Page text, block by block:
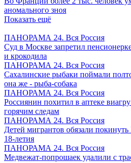
аномального зноя
Показать ещё
ПАНОРАМА 24. Вся Россия
Суд в Москве запретил
и крокодила
ПАНОРАМА 24. Вся Россия
Сахалинские рыбаки поймали
она же - рыба-собака
ПАНОРАМА 24. Вся Россия
Россиянин похитил в аптеке
горячим следам
ПАНОРАМА 24. Вся Россия
Детей мигрантов обязали
18-летия
ПАНОРАМА 24. Вся Россия
Медвежат-попрошаек удалили с